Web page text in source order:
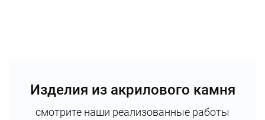
Изделия из акрилового камня
смотрите наши реализованные работы